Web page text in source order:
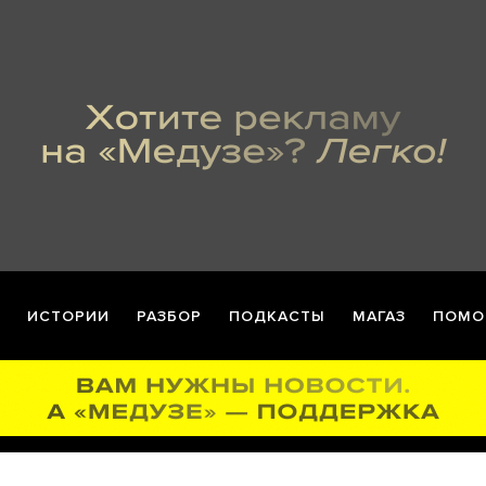
ИСТОРИИ РАЗБОР ПОДКАСТЫ МАГАЗ